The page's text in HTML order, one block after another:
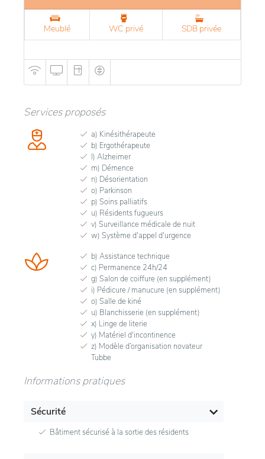
Meublé WC privé SDB privée
Services proposés
a) Kinésithérapeute
b) Ergothérapeute
l) Alzheimer
m) Démence
n) Désorientation
o) Parkinson
p) Soins palliatifs
u) Résidents fugueurs
v) Surveillance médicale de nuit
w) Système d'appel d'urgence
b) Assistance technique
c) Permanence 24h/24
g) Salon de coiffure (en supplément)
i) Pédicure / manucure (en supplément)
o) Salle de kiné
u) Blanchisserie (en supplément)
x) Linge de literie
y) Matériel d'incontinence
z) Modèle d’organisation novateur
Tubbe
Informations pratiques
Sécurité
Bâtiment sécurisé à la sortie des résidents